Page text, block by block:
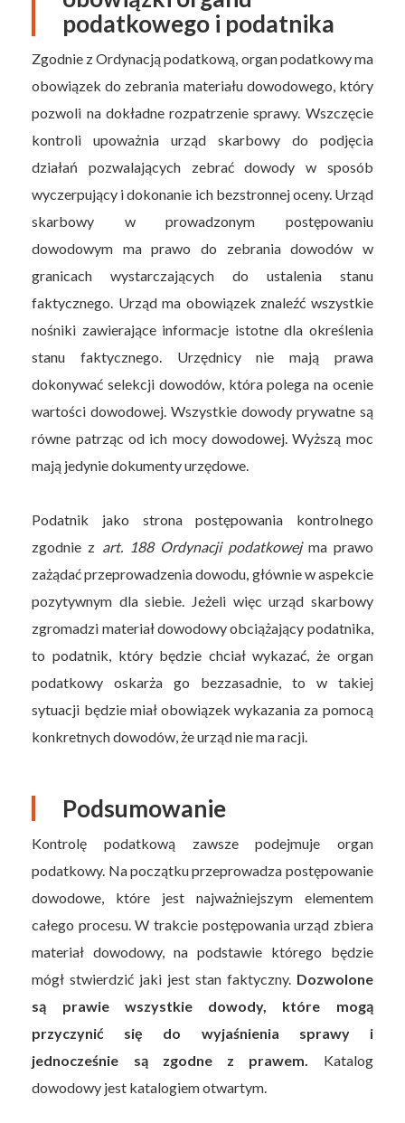
podatkowego i podatnika
Zgodnie z Ordynacją podatkową, organ podatkowy ma
obowiązek do zebrania materiału dowodowego, który
pozwoli na dokładne rozpatrzenie sprawy. Wszczęcie
kontroli upoważnia urząd skarbowy do podjęcia
działań pozwalających zebrać dowody w sposób
wyczerpujący i dokonanie ich bezstronnej oceny. Urząd
skarbowy w prowadzonym postępowaniu
dowodowym ma prawo do zebrania dowodów w
granicach wystarczających do ustalenia stanu
faktycznego. Urząd ma obowiązek znaleźć wszystkie
nośniki zawierające informacje istotne dla określenia
stanu faktycznego. Urzędnicy nie mają prawa
dokonywać selekcji dowodów, która polega na ocenie
wartości dowodowej. Wszystkie dowody prywatne są
równe patrząc od ich mocy dowodowej. Wyższą moc
mają jedynie dokumenty urzędowe.
Podatnik jako strona postępowania kontrolnego
zgodnie z art. 188 Ordynacji podatkowejma prawo
zażądać przeprowadzenia dowodu, głównie w aspekcie
pozytywnym dla siebie. Jeżeli więc urząd skarbowy
zgromadzi materiał dowodowy obciążający podatnika,
to podatnik, który będzie chciał wykazać, że organ
podatkowy oskarża go bezzasadnie, to w takiej
sytuacji będzie miał obowiązek wykazania za pomocą
konkretnych dowodów, że urząd nie ma racji.
Podsumowanie
Kontrolę podatkową zawsze podejmuje organ
podatkowy. Na początku przeprowadza postępowanie
dowodowe, które jest najważniejszym elementem
całego procesu. W trakcie postępowania urząd zbiera
materiał dowodowy, na podstawie którego będzie
mógł stwierdzić jaki jest stan faktyczny. Dozwolone
są prawie wszystkie dowody, które mogą
przyczynić się do wyjaśnienia sprawy i
jednocześnie są zgodne z prawem.
Katalog
dowodowy jest katalogiem otwartym.